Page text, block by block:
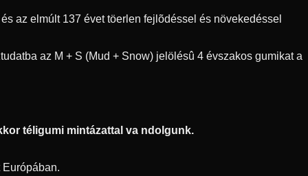
az elmúlt 137 évet töerlen fejlõdéssel és növekedéssel
az M + S (Mud + Snow) jelölésû 4 évszakos gumikat a
téligumi mintázattal va ndolgunk.